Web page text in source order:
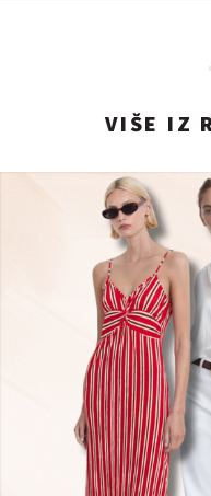
VIŠE IZ